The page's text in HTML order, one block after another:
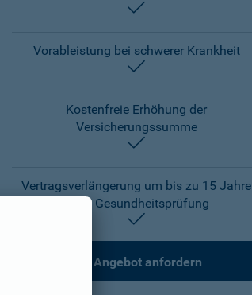
Vorableistung bei schwerer Krankheit
Kostenfreie Erhöhung der
Versicherungssumme
Vertragsverlängerung um bis zu 15 Jahre
ohne Gesundheitsprüfung
Angebot anfordern